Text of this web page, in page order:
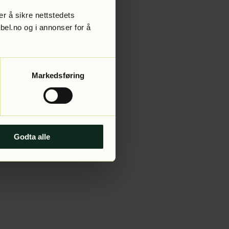
å sikre nettstedets
og i annonser for å
Markedsføring
Godta alle